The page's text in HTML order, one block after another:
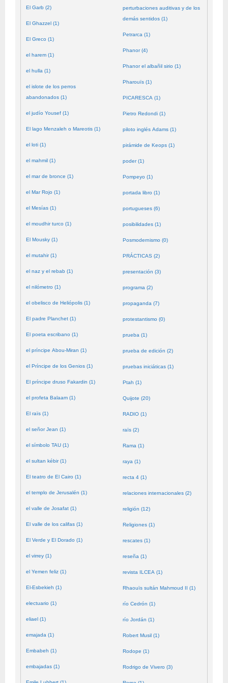
El Garb (2)
El Ghazzel (1)
El Greco (1)
el harem (1)
el hulla (1)
el islote de los perros
abandonados (1)
el judío Yousef (1)
El lago Menzaleh o Mareotis (1)
el loti (1)
el mahmil (1)
el mar de bronce (1)
el Mar Rojo (1)
el Mesías (1)
el moudhir turco (1)
El Mousky (1)
el mutahir (1)
el naz y el rebab (1)
el nilómetro (1)
el obelisco de Heliópolis (1)
El padre Planchet (1)
El poeta escribano (1)
el príncipe Abou-Miran (1)
el Príncipe de los Genios (1)
El príncipe druso Fakardin (1)
el profeta Balaam (1)
El raïs (1)
el señor Jean (1)
el símbolo TAU (1)
el sultan kébir (1)
El teatro de El Cairo (1)
el templo de Jerusalén (1)
el valle de Josafat (1)
El valle de los califas (1)
El Verde y El Dorado (1)
el virrey (1)
el Yemen feliz (1)
El-Esbekieh (1)
electuario (1)
eliael (1)
emajada (1)
Embabeh (1)
embajadas (1)
perturbaciones auditivas y de los
demás sentidos (1)
Petrarca (1)
Phanor (4)
Phanor el albañil sirio (1)
Pharouïs (1)
PICARESCA (1)
Pietro Redondi (1)
piloto inglés Adams (1)
pirámide de Keops (1)
poder (1)
Pompeyo (1)
portada libro (1)
portugueses (6)
posibilidades (1)
Posmodernismo (0)
PRÁCTICAS (2)
presentación (3)
programa (2)
propaganda (7)
protestantismo (0)
prueba (1)
prueba de edición (2)
pruebas iniciáticas (1)
Ptah (1)
Quijote (20)
RADIO (1)
raïs (2)
Rama (1)
raya (1)
recta 4 (1)
relaciones internacionales (2)
religión (12)
Religiones (1)
rescates (1)
reseña (1)
revista ILCEA (1)
Rhaouïs sultán Mahmoud II (1)
río Cedrón (1)
río Jordán (1)
Robert Musil (1)
Rodope (1)
Rodrigo de Vivero (3)